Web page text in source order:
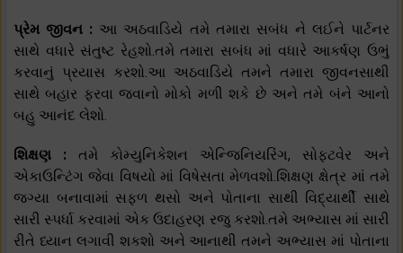
પ્રેમ જીવન : આ અઠવાડિયે તમે તમારા સબંધ ને લઈને પાર્ટનર
સાથે વધારે સંતુષ્ટ રેહશો.તમે તમારા સબંધ માં વધારે આકર્ષણ ઉભું
કરવાનું પ્રયાસ કરશો.આ અઠવાડિયે તમને તમારા જીવનસાથી
સાથે બહાર ફરવા જવાનો મોકો મળી શકે છે અને તમે બંને આનો
બહુ આનંદ લેશો.
શિક્ષણ : તમે કોમ્યુનિકેશન એન્જિનિયરિંગ, સોફ્ટવેર અને
એકાઉન્ટિંગ જેવા વિષયો માં વિષેસતા મેળવશો.શિક્ષણ ક્ષેત્ર માં તમે
જગ્યા બનાવામાં સફળ થસો અને પોતાના સાથી વિદ્યાર્થી સાથે
સારી સ્પર્ધા કરવામાં એક ઉદાહરણ રજુ કરશો.તમે અભ્યાસ માં સારી
રીતે ધ્યાન લગાવી શકશો અને આનાથી તમને અભ્યાસ માં પોતાના